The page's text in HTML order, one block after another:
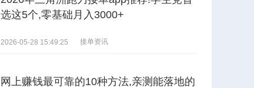
选这5个,零基础月入3000+
2026-05-28 15:49:25 接单资讯
网上赚钱最可靠的10种方法,亲测能落地的